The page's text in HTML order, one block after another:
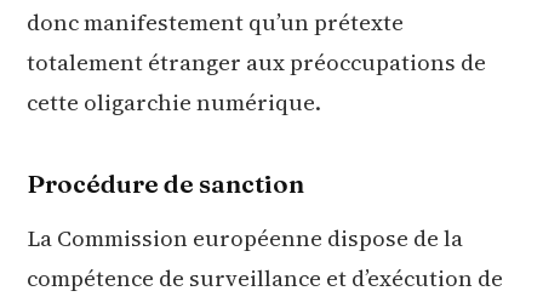
donc manifestement qu’un prétexte
totalement étranger aux préoccupations de
cette oligarchie numérique.
Procédure de sanction
La Commission européenne dispose de la
compétence de surveillance et d’exécution de